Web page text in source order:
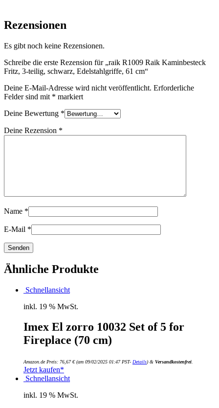
Rezensionen
Es gibt noch keine Rezensionen.
Schreibe die erste Rezension für „raik R1009 Raik Kaminbesteck
Fritz, 3-teilig, schwarz, Edelstahlgriffe, 61 cm“
Deine E-Mail-Adresse wird nicht veröffentlicht. Erforderliche
Felder sind mit * markiert
Deine Bewertung *
Deine Rezension *
Name *
E-Mail *
Ähnliche Produkte
Schnellansicht
inkl. 19 % MwSt.
Imex El zorro 10032 Set of 5 for
Fireplace (70 cm)
Amazon.de Preis: 76,67€(am 09/02/2025 01:47 PST- Details) & Versandkostenfrei.
Jetzt kaufen*
Schnellansicht
inkl. 19 % MwSt.